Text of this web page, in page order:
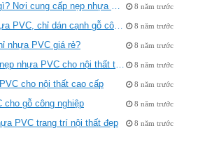
cấp nẹp nhựa PVC dán cạnh uy tín 8 năm trước
chỉ dán cạnh gỗ công nghiệp 8 năm trước
nhựa PVC giá rẻ? 8 năm trước
PVC cho nội thất tại Hà Nội 8 năm trước
cho nội thất cao cấp 8 năm trước
cho gỗ công nghiệp 8 năm trước
PVC trang trí nội thất đẹp 8 năm trước